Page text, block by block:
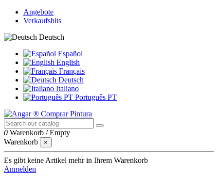
Angebote
Verkaufshits
Deutsch
Español
English
Français
Deutsch
Italiano
Português PT
0 Warenkorb /Empty
Warenkorb
×
Es gibt keine Artikel mehr in Ihrem Warenkorb
Anmelden